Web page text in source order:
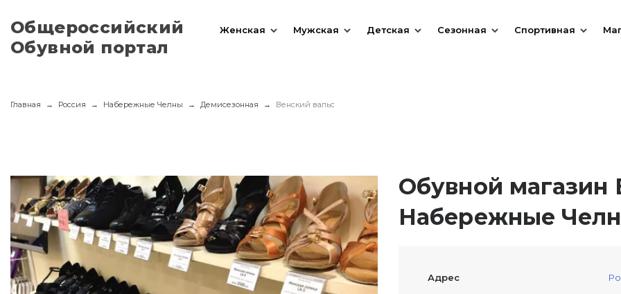
Общероссийский
Обувной портал
Женская Мужская Детская Сезонная Спортивная
Главная Россия Набережные Челны Демисезонная Венский вальс
Обувной магазин
Набережные
Адрес